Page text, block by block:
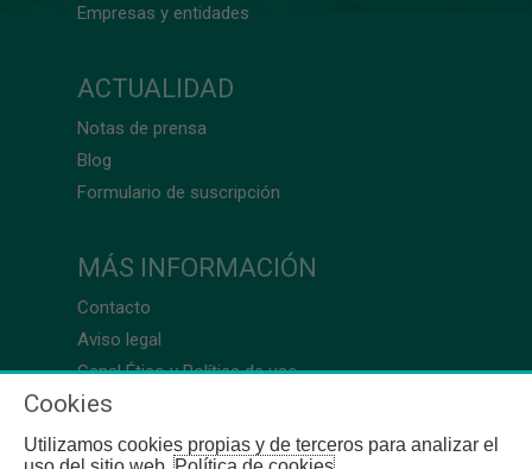
Empresas y entidades
ACTUALIDAD
Notas de prensa
Blog
Formulario de suscripción
MÁS INFORMACIÓN
Contacto
Aviso legal
Canal Ético y Política de uso
Cookies
Utilizamos cookies propias y de terceros para analizar el